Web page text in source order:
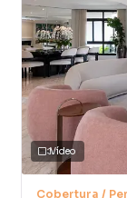
Vídeo
Cobertura /